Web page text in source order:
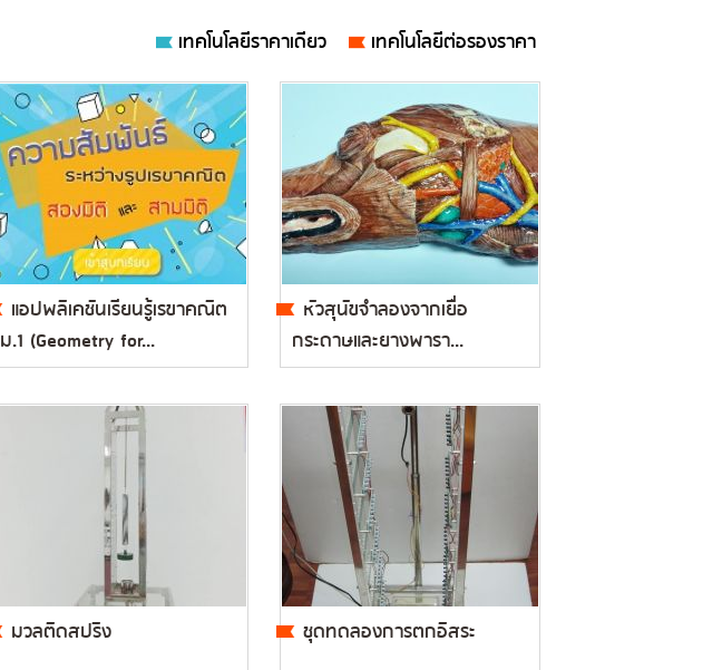
เทคโนโลยีราคาเดียว เทคโนโลยีต่อรองราคา
แอปพลิเคชันเรียนรู้เรขาคณิต
ม.1 (Geometry for...
หัวสุนัขจำลองจากเยื่อ
กระดาษและยางพารา...
มวลติดสปริง ชุดทดลองการตกอิสระ